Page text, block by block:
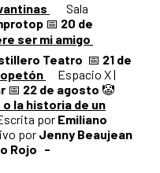
Sala
📅 20 de
ser mi amigo
Teatro 📅 21 de
Espacio X |
📅 22 de agosto 🤡
la historia de un
por Emiliano
por Jenny Beaujean
Rojo -